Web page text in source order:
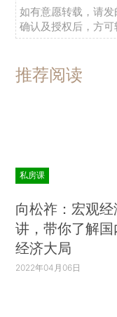
如有意愿转载，请发
确认及授权后，方可
推荐阅读
私房课
向松祚：宏观
讲，带你了解
经济大局
2022年04月06日